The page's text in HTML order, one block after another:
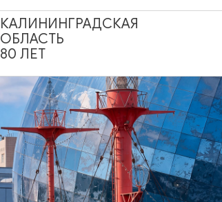
После старта на Южном вокзале,
останавливаются на Северном
Северный вокзал
на карте:
КАЛИНИНГРАДСКАЯ
ОБЛАСТЬ
80 ЛЕТ